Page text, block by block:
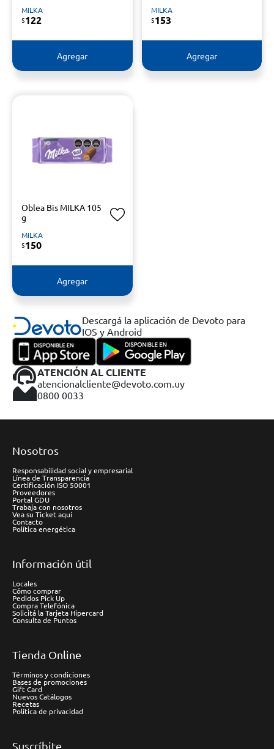
MILKA
$122
Agregar
MILKA
$153
Agregar
Oblea Bis MILKA 105
g
MILKA
$150
Agregar
Descargá la aplicación de Devoto para
IOS y Android
ATENCIÓN AL CLIENTE
atencionalcliente@devoto.com.uy
0800 0033
Nosotros
Responsabilidad social y empresarial
Línea de Transparencia
Certificación ISO 50001
Proveedores
Portal GDU
Trabaja con nosotros
Vea su Ticket aquí
Contacto
Política energética
Información útil
Locales
Cómo comprar
Pedidos Pick Up
Compra Telefónica
Solicitá la Tarjeta Hipercard
Consulta de Puntos
Tienda Online
Términos y condiciones
Bases de promociones
Gift Card
Nuevos Catálogos
Recetas
Política de privacidad
Suscríbite